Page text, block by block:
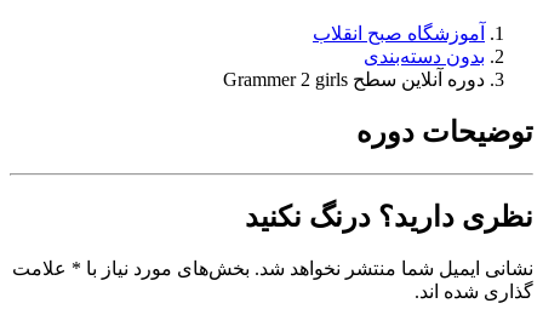
آموزشگاه صبح انقلاب
بدون دسته‌بندی
دوره آنلاین سطح Grammer 2 girls
توضیحات دوره
نظری دارید؟ درنگ نکنید
نشانی ایمیل شما منتشر نخواهد شد. بخش‌های مورد نیاز با * علامت
گذاری شده اند.